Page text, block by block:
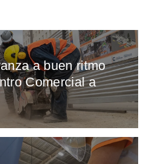
a buen ritmo
Comercial a